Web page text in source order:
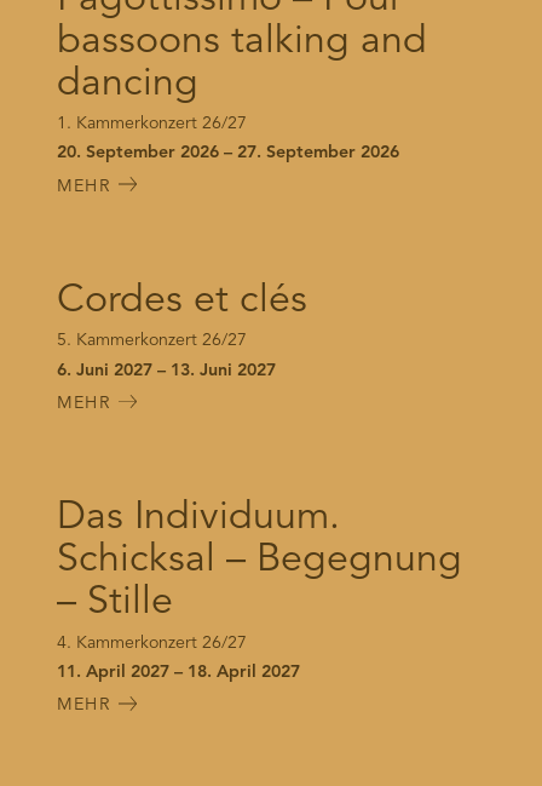
bassoons talking and
dancing
1. Kammerkonzert 26/27
20. September 2026 – 27. September 2026
MEHR
Cordes et clés
5. Kammerkonzert 26/27
6. Juni 2027 – 13. Juni 2027
MEHR
Das Individuum.
Schicksal – Begegnung
– Stille
4. Kammerkonzert 26/27
11. April 2027 – 18. April 2027
MEHR